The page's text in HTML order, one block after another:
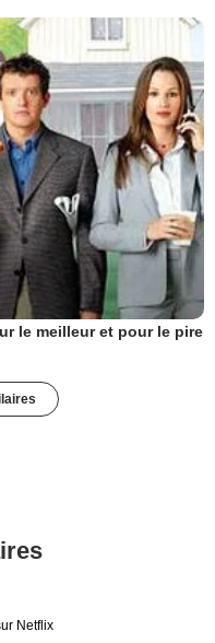
le meilleur et pour le pire
Netflix